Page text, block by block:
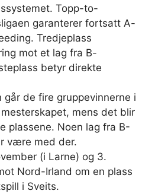
Topp-to-
garanterer fortsatt A-
Tredjeplass
mot et lag fra B-
betyr direkte
går de fire gruppevinnerne i
mens det blir
plassene. Noen lag fra B-
være med der.
(i Larne) og 3.
Nord-Irland om en plass
i Sveits.